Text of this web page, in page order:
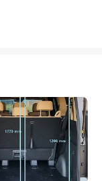
관 _tcstol, strtol,